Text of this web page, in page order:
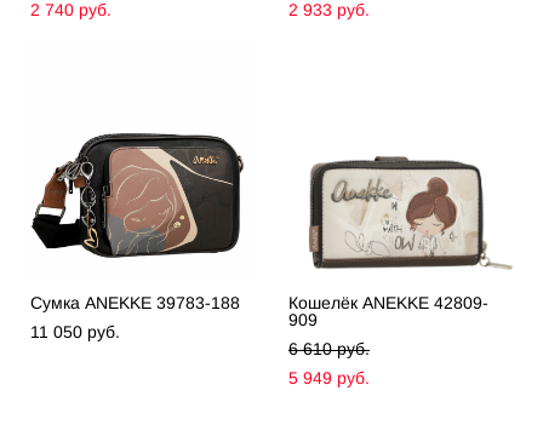
2 740 pуб.
2 933 pуб.
Сумка ANEKKE 39783-188
11 050 pуб.
Кошелёк ANEKKE 42809-
909
6 610 pуб.
5 949 pуб.